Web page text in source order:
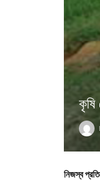
কৃষি
নিজস্ব